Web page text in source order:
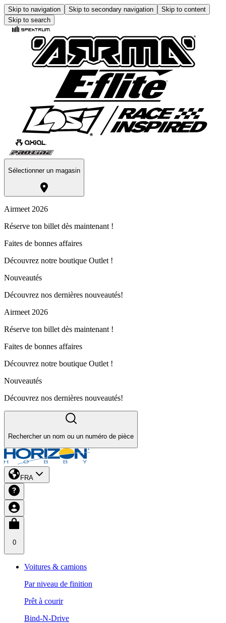
Skip to navigation Skip to secondary navigation
Skip to content
Skip to search
Sélectionner un magasin
Airmeet 2026
Réserve ton billet dès maintenant !
Faites de bonnes affaires
Découvrez notre boutique Outlet !
Nouveautés
Découvrez nos dernières nouveautés!
Airmeet 2026
Réserve ton billet dès maintenant !
Faites de bonnes affaires
Découvrez notre boutique Outlet !
Nouveautés
Découvrez nos dernières nouveautés!
Rechercher un nom ou un numéro de pièce
FRA
0
Voitures & camions
Par niveau de finition
Prêt à courir
Bind-N-Drive